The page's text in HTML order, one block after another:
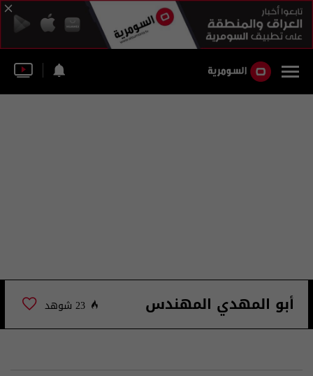
أبو المهدي المهندس 23 شوهد